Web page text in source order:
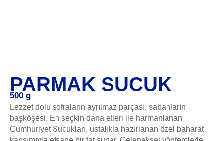
PARMAK SUCUK
500 g
Lezzet dolu sofraların ayrılmaz parçası, sabahların
başköşesi. En seçkin dana etleri ile harmanlanan
Cumhuriyet Sucukları, ustalıkla hazırlanan özel baharat